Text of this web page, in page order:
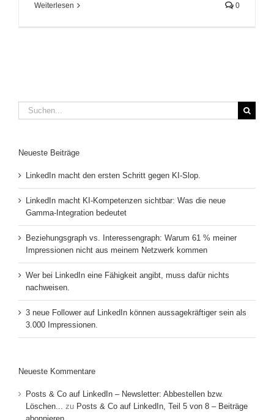
Weiterlesen 0
Suche
nach:
Neueste Beiträge
LinkedIn macht den ersten Schritt gegen KI-Slop.
LinkedIn macht KI-Kompetenzen sichtbar: Was die neue
Gamma-Integration bedeutet
Beziehungsgraph vs. Interessengraph: Warum 61 % meiner
Impressionen nicht aus meinem Netzwerk kommen
Wer bei LinkedIn eine Fähigkeit angibt, muss dafür nichts
nachweisen.
3 neue Follower auf LinkedIn können aussagekräftiger sein als
3.000 Impressionen.
Neueste Kommentare
Posts & Co auf LinkedIn – Newsletter: Abbestellen bzw.
Löschen... zu Posts & Co auf LinkedIn, Teil 5 von 8 – Beiträge